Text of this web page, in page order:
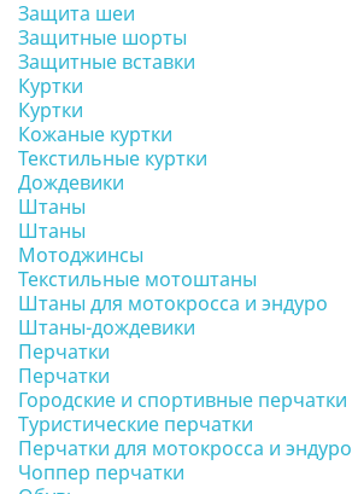
Защита шеи
Защитные шорты
Защитные вставки
Куртки
Куртки
Кожаные куртки
Текстильные куртки
Дождевики
Штаны
Штаны
Мотоджинсы
Текстильные мотоштаны
Штаны для мотокросса и эндуро
Штаны-дождевики
Перчатки
Перчатки
Городские и спортивные перчатки
Туристические перчатки
Перчатки для мотокросса и эндуро
Чоппер перчатки